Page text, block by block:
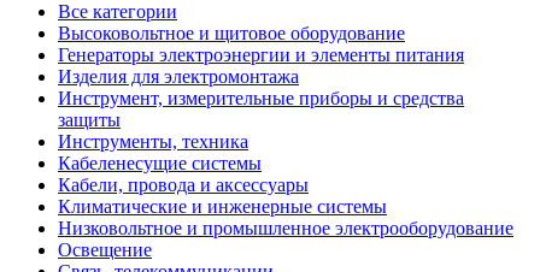
Все категории
Высоковольтное и щитовое оборудование
Генераторы электроэнергии и элементы питания
Изделия для электромонтажа
Инструмент, измерительные приборы и средства
защиты
Инструменты, техника
Кабеленесущие системы
Кабели, провода и аксессуары
Климатические и инженерные системы
Низковольтное и промышленное электрооборудование
Освещение